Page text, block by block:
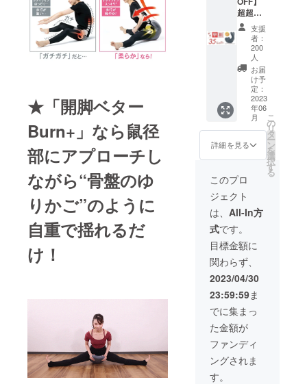
★「開脚ベター
Burn+」なら鼠径
部にアプローチし
ながら“骨盤のゆ
りかご”のように
自重で揺れるだ
け！
け付け
ており
ませ
ん。ご
了承く
ださ
い。
ので
す。 ※
製造状
況によ
り出荷
時期が
遅れる
場合、
早急に
ご連絡
致しま
す。 ※
に関す
る返
金は受
ており
ませ
了承く
ださ
い。
超超早
割：200
個限定
開脚ベ
ター
Burn+ ×
1個 ※
消費
税・送
料を含
みま
す。 ※
割引率
売価格
(16,980
円)に対
するも
ので
す。 ※
製造状
況によ
り出荷
時期が
遅れる
場合、
早急に
ご連絡
致しま
す。 ※
使用感
に関す
支援
者：
200
人
お届
け予
定：
2023
年06
月
詳細を見る
こ
の
リ
タ
ー
ン
を
選
択
す
る
このプロ
ジェクト
は、 All-In方
式です。
目標金額に
関わらず、
2023/04/30
23:59:59ま
でに集まっ
た金額が
ファンディ
ングされま
す。